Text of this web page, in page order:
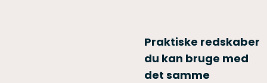
Praktiske redskaber
du kan bruge med
det samme